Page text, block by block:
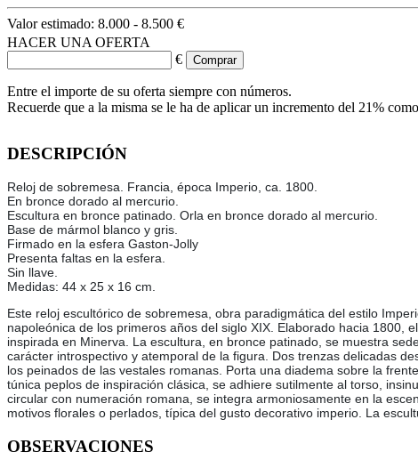
Valor estimado: 8.000 - 8.500 €
HACER UNA OFERTA
€
Entre el importe de su oferta siempre con números.
Recuerde que a la misma se le ha de aplicar un incremento del 21%
DESCRIPCIÓN
Reloj de sobremesa. Francia, época Imperio, ca. 1800.
En bronce dorado al mercurio.
Escultura en bronce patinado. Orla en bronce dorado al mercurio.
Base de mármol blanco y gris.
Firmado en la esfera Gaston-Jolly
Presenta faltas en la esfera.
Sin llave.
Medidas: 44 x 25 x 16 cm.
Este reloj escultórico de sobremesa, obra paradigmática del estilo
napoleónica de los primeros años del siglo XIX. Elaborado hacia
inspirada en Minerva. La escultura, en bronce patinado, se muestra
carácter introspectivo y atemporal de la figura. Dos trenzas delicadas
los peinados de las vestales romanas. Porta una diadema sobre la
túnica peplos de inspiración clásica, se adhiere sutilmente al torso,
circular con numeración romana, se integra armoniosamente en la
motivos florales o perlados, típica del gusto decorativo imperio. La
OBSERVACIONES